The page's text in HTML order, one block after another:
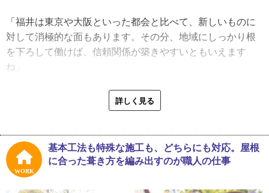
「福井は東京や大阪といった都会と比べて、新しいものに
対して消極的な面もあります。その分、地域にしっかり根
を下ろして働けば、信頼関係が築きやすいともいえます
ね」
父からミテラカワラ店を引き継ぎ、現在二代目代表として
工事店を切り盛りしている瓦職人の三寺健一さん（以下、
継いだのはとても自然な流れだったといいます。
「僕には姉が2人いて、よく一緒に折り紙をして遊んでいま
詳しく見る
WORK
基本工法も特殊な施工も、どちらにも対応。屋根
に合った葺き方を編み出すのが職人の仕事